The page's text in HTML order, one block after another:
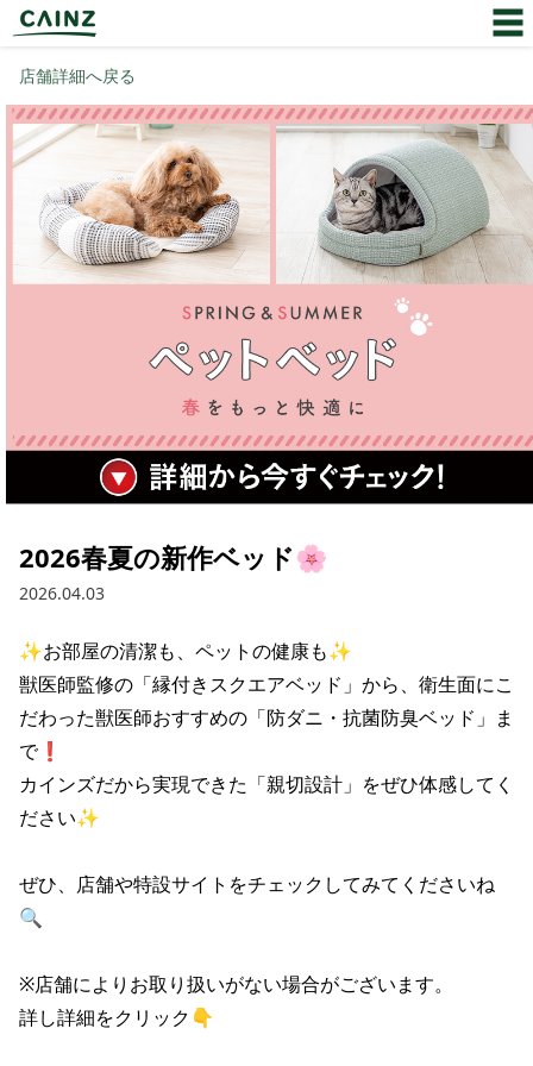
店舗詳細へ戻る
2026春夏の新作ベッド🌸
2026.04.03
✨お部屋の清潔も、ペットの健康も✨
獣医師監修の「縁付きスクエアベッド」から、衛生面にこ
だわった獣医師おすすめの「防ダニ・抗菌防臭ベッド」ま
で❗️
カインズだから実現できた「親切設計」をぜひ体感してく
ださい✨
ぜひ、店舗や特設サイトをチェックしてみてくださいね
🔍
※店舗によりお取り扱いがない場合がございます。
詳し詳細をクリック👇